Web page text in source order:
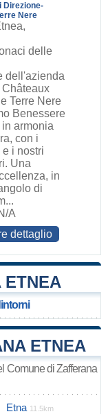
Direzione-
Nere
delle
dell'azienda
Terre Nere
Benessere
armonia
con i
i nostri
Una
in
di
A
dettaglio
ETNEA
ETNEA
Comune di Zafferana
Etna 11.5km